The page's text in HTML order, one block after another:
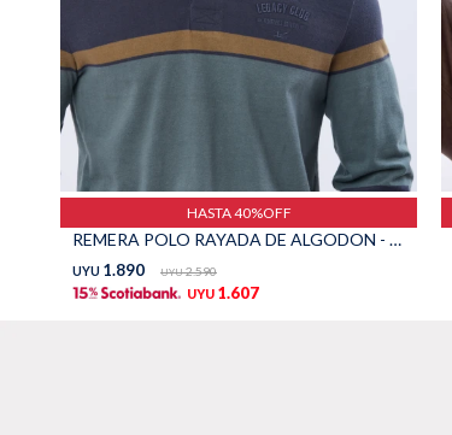
HASTA 40%OFF
REMERA POLO RAYADA DE ALGODON - Azul
UYU 1.890 UYU 2.590
UYU 1.607